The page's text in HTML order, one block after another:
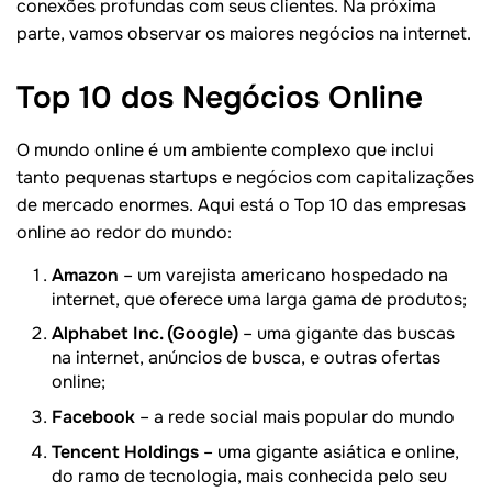
conexões profundas com seus clientes. Na próxima
parte, vamos observar os maiores negócios na internet.
Top 10 dos Negócios Online
O mundo online é um ambiente complexo que inclui
tanto pequenas startups e negócios com capitalizações
de mercado enormes. Aqui está o Top 10 das empresas
online ao redor do mundo:
Amazon – um varejista americano hospedado na
internet, que oferece uma larga gama de produtos;
Alphabet Inc. (Google) – uma gigante das buscas
na internet, anúncios de busca, e outras ofertas
online;
Facebook – a rede social mais popular do mundo
Tencent Holdings – uma gigante asiática e online,
do ramo de tecnologia, mais conhecida pelo seu